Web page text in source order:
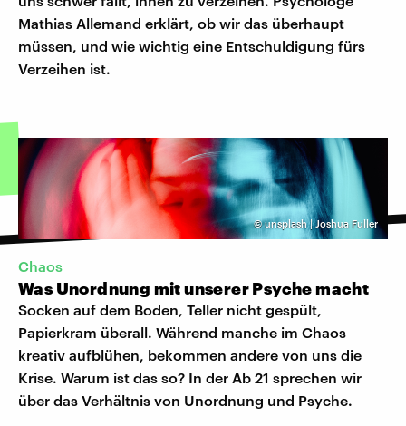
Mathias Allemand erklärt, ob wir das überhaupt
müssen, und wie wichtig eine Entschuldigung fürs
Verzeihen ist.
©unsplash | Joshua Fuller
Chaos
Was Unordnung mit unserer Psyche macht
Socken auf dem Boden, Teller nicht gespült,
Papierkram überall. Während manche im Chaos
kreativ aufblühen, bekommen andere von uns die
Krise. Warum ist das so? In der Ab 21 sprechen wir
über das Verhältnis von Unordnung und Psyche.